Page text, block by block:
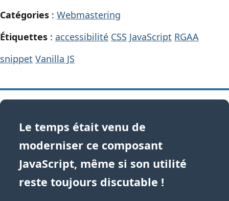
Catégories : Webmastering
Étiquettes : accessibilité CSS JavaScript RGAA
snippet Vanilla JS
Le temps était venu de
moderniser ce composant
JavaScript, même si son utilité
reste toujours discutable !